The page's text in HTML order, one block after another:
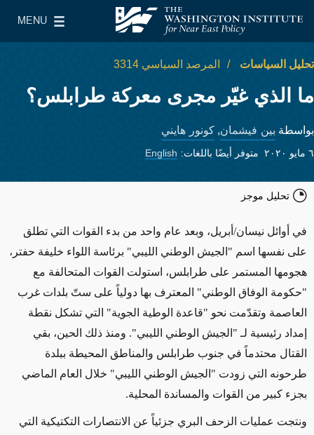
معهد واشنطن لسياسات الشرق الأدنى
MENU
Main Menu
تحليل السياسات المرصد السياسي 3314
ما الذي غيّر مجرى معركة طرابلس؟
بواسطة بين فيشمان, كونور هايني
٦ مايو ٢٠٢٠ متوفر أيضًا باللغات: English
تحليل موجز
في أوائل نيسان/أبريل، وبعد عام واحد من بدء القوات التي تطلق
على نفسها اسم "الجيش الوطني الليبي" برئاسة اللواء خليفة حفتر،
هجومها المستمر على طرابلس، استولت القوات المتحالفة مع
"حكومة الوفاق الوطني" المعترف بها دولياً على ستّ بلدات غرب
العاصمة وتقدّمت نحو "قاعدة الوطية الجوية" التي تشكل نقطة
إمداد رئيسية لـ "الجيش الوطني الليبي". ومنذ ذلك الحين، بقي
القتال محتدماً في جنوب طرابلس والمناطق المحيطة ببلدة
طرحونه التي زودت "الجيش الوطني الليبي" خلال العام الماضي
بجزء كبير من القوات والمساندة المحلية.
ونتجت عمليات الزحف البري جزئياً عن الانتصارات التكتيكية التي